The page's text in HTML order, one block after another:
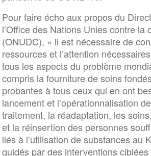
Pour faire écho aux propos du
l’Office des Nations Unies contre la
(ONUDC), « il est nécessaire de
ressources et l’attention
tous les aspects du problème
compris la fourniture de soins
probantes à tous ceux qui en ont
lancement et l’opérationnalisation
traitement, la réadaptation, les
et la réinsertion des personnes
liés à l’utilisation de substances au
guidés par des interventions